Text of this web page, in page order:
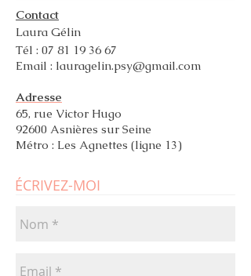
Contact
Laura Gélin
Tél : 07 81 19 36 67
Email : lauragelin.psy@gmail.com
Adresse
65, rue Victor Hugo
92600 Asnières sur Seine
Métro : Les Agnettes (ligne 13)
ÉCRIVEZ-MOI